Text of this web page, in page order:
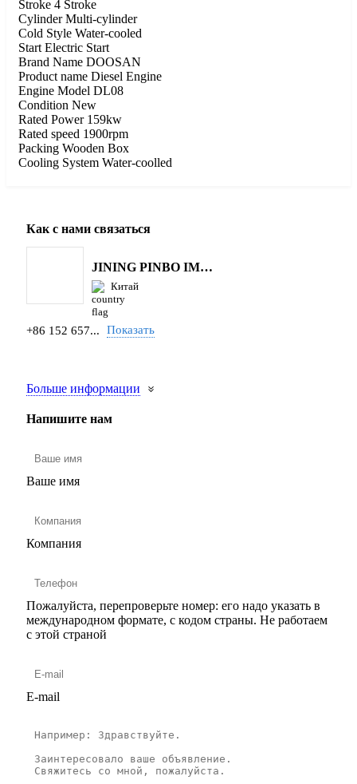
Stroke 4 Stroke
Cylinder Multi-cylinder
Cold Style Water-cooled
Start Electric Start
Brand Name DOOSAN
Product name Diesel Engine
Engine Model DL08
Condition New
Rated Power 159kw
Rated speed 1900rpm
Packing Wooden Box
Cooling System Water-coolled
Как с нами связаться
JINING PINBO IMPORT AND EXPORT CO.,LTD.
Китай
+86 152 657... Показать
Больше информации
Напишите нам
Ваше имя
Компания
Пожалуйста, перепроверьте номер: его надо указать в
международном формате, с кодом страны. Не работаем
с этой страной
E-mail